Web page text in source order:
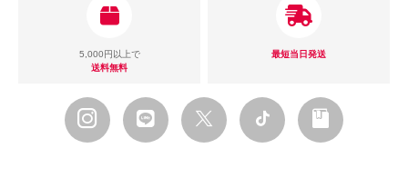
5,000円以上で
送料無料
最短当日発送